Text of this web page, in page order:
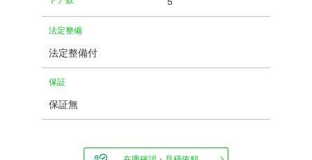
法定整備
法定整備付
保証
保証無